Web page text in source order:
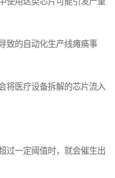
致的自动化生产线瘫痪事
将医疗设备拆解的芯片流入
过一定阈值时，就会催生出